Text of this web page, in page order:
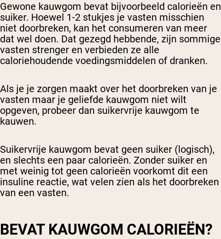
Gewone kauwgom bevat bijvoorbeeld calorieën en
suiker. Hoewel 1-2 stukjes je vasten misschien
niet doorbreken, kan het consumeren van meer
dat wel doen. Dat gezegd hebbende, zijn sommige
vasten strenger en verbieden ze alle
caloriehoudende voedingsmiddelen of dranken.
Als je je zorgen maakt over het doorbreken van je
vasten maar je geliefde kauwgom niet wilt
opgeven, probeer dan suikervrije kauwgom te
kauwen.
Suikervrije kauwgom bevat geen suiker (logisch),
en slechts een paar calorieën. Zonder suiker en
met weinig tot geen calorieën voorkomt dit een
insuline reactie, wat velen zien als het doorbreken
van een vasten.
BEVAT KAUWGOM CALORIEËN?